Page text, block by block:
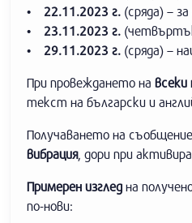
• 22.11.2023 г. (сряда) –
• 23.11.2023 г.
• 29.11.2023 г. (сряда) –
При провеждането на
текст на български и
Получаването на
вибрация, дори при
Примерен изглед на
по-нови: